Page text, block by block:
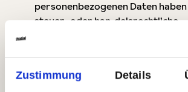
Zustimmung Details
personenbezogenen Daten haben
steuer- oder han-delsrechtliche
Aufbewahrungsfristen); im
Fall erfolgt die Löschung nach